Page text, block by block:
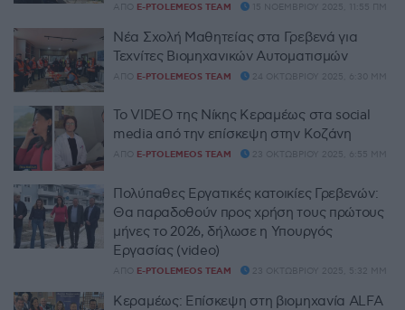
ΑΠΌ E-PTOLEMEOS TEAM 15 ΝΟΕΜΒΡΊΟΥ 2025, 11:55 ΠΜ
Νέα Σχολή Μαθητείας στα Γρεβενά για
Τεχνίτες Βιομηχανικών Αυτοματισμών
ΑΠΌ E-PTOLEMEOS TEAM 24 ΟΚΤΩΒΡΊΟΥ 2025, 6:30 ΜΜ
Το VIDEO της Νίκης Κεραμέως στα social
media από την επίσκεψη στην Κοζάνη
ΑΠΌ E-PTOLEMEOS TEAM 23 ΟΚΤΩΒΡΊΟΥ 2025, 6:55 ΜΜ
Πολύπαθες Εργατικές κατοικίες Γρεβενών:
Θα παραδοθούν προς χρήση τους πρώτους
μήνες το 2026, δήλωσε η Υπουργός
Εργασίας (video)
ΑΠΌ E-PTOLEMEOS TEAM 23 ΟΚΤΩΒΡΊΟΥ 2025, 5:32 ΜΜ
Κεραμέως: Επίσκεψη στη βιομηχανία ALFA